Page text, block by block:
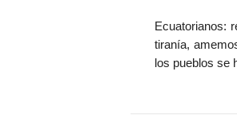
Ecuatorianos:
tiranía,
los pueblos se